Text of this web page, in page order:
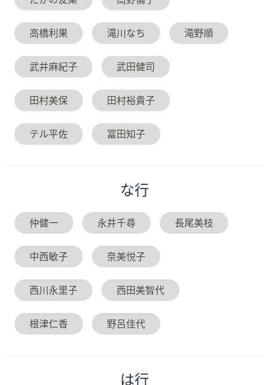
高橋利果 滝川なち 滝野順
武井麻紀子 武田健司
田村美保 田村裕貴子
テル平佐 冨田知子
な行
仲健一 永井千尋 長尾美枝
中西敏子 奈美悦子
西川永里子 西田美智代
根津仁香 野呂佳代
は行